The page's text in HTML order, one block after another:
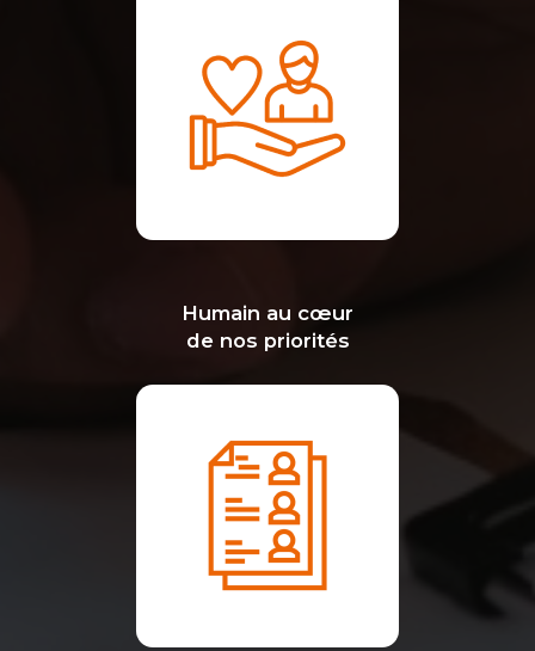
Humain au cœur
de nos priorités